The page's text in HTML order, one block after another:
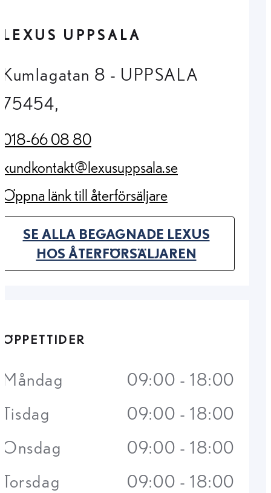
LEXUS UPPSALA
Kumlagatan 8 - UPPSALA
75454,
018-66 08 80
(Opens in new tab)
kundkontakt@lexusuppsala.se
(Opens in new tab)
Öppna länk till återförsäljare
(Opens in new tab)
SE ALLA BEGAGNADE LEXUS
HOS ÅTERFÖRSÄLJAREN
(OPENS IN NEW TAB)
ÖPPETTIDER
Måndag
09:00 - 18:00
Tisdag
09:00 - 18:00
Onsdag
09:00 - 18:00
Torsdag
09:00 - 18:00